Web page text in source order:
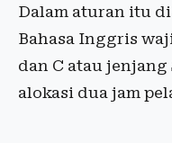
Dalam aturan itu
Bahasa Inggris
dan C atau jenjang
alokasi dua jam